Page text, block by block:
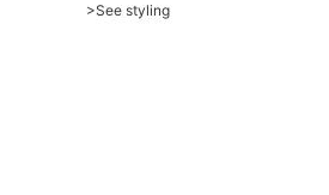
>See styling